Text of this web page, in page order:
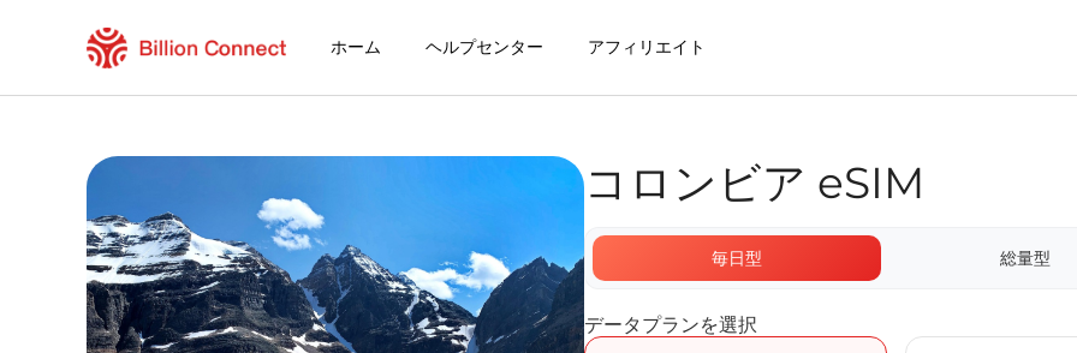
ホーム ヘルプセンター アフィリエイト
現在の目的地の周遊プラン
eSIMの利用方法
ColumbiaでBillion Connect eSIMを利用するメリット
Billion Connect コロンビア eSIM FAQ
目的地とデータプランを選ぶ
eSIMをインストールする
コロンビア eSIM
毎日型 総量型
データプランを選択